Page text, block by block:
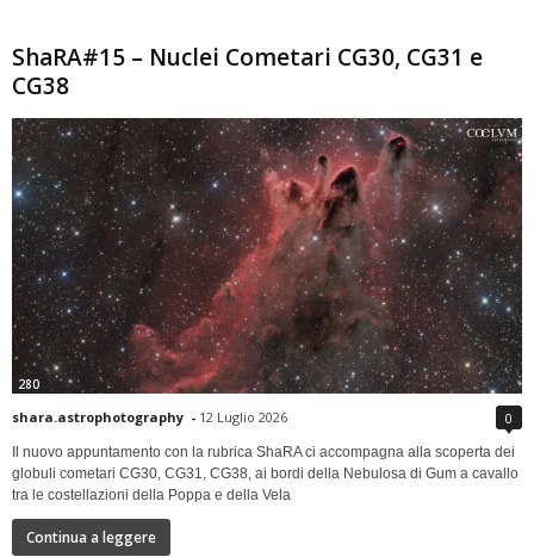
ShaRA#15 – Nuclei Cometari CG30, CG31 e
CG38
280
shara.astrophotography - 12 Luglio 2026 0
Il nuovo appuntamento con la rubrica ShaRA ci accompagna alla scoperta dei
globuli cometari CG30, CG31, CG38, ai bordi della Nebulosa di Gum a cavallo
tra le costellazioni della Poppa e della Vela
Continua a leggere